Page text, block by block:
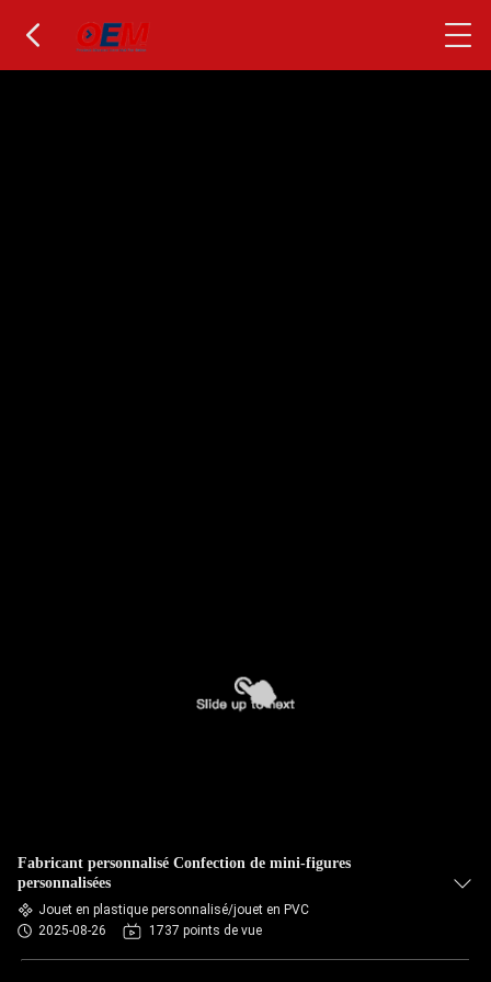
Fabricant personnalisé Confection de mini-figures
personnalisées
Jouet en plastique personnalisé/jouet en PVC
2025-08-26
1737 points de vue